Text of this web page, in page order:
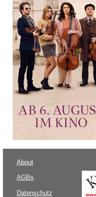
About
AGBs
Datenschutz